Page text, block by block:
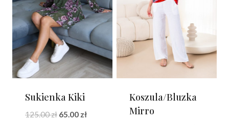
Sukienka Kiki
125.00zł Pierwotna
65.00 złAktualna
Koszula/Bluzka
Mirro